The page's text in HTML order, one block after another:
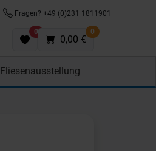
Fragen? +49 (0)231 1811901
0 0
0,00 €
Fliesenausstellung